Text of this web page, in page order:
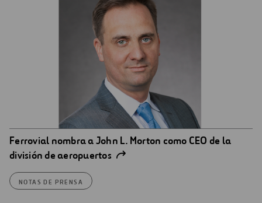
Ferrovial nombra a John L. Morton como CEO de la
división de aeropuertos
NOTAS DE PRENSA